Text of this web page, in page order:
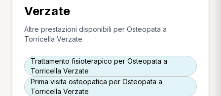
Verzate
Altre prestazioni disponibili per Osteopata a
Torricella Verzate.
Trattamento fisioterapico per Osteopata a
Torricella Verzate
Prima visita osteopatica per Osteopata a
Torricella Verzate